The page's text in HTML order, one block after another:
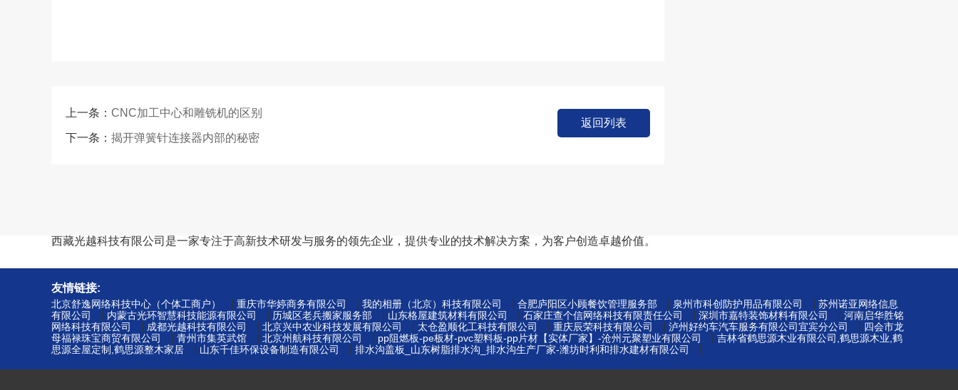
上一条： CNC加工中心和雕铣机的区别
下一条： 揭开弹簧针连接器内部的秘密
返回列表
西藏光越科技有限公司是一家专注于高新技术研发与服务的领先企业，提供专业的技术解决方案，为客户创造卓越价值。
友情链接:
北京舒逸网络科技中心（个体工商户） 重庆市华婷商务有限公司 我的相册（北京）科技有限公司 合肥庐阳区小顾餐饮管理服务部 泉州市科创防护用品有限公司
苏州诺亚网络信息
有限公司
内蒙古光环智慧科技能源有限公司 历城区老兵搬家服务部 山东格屋建筑材料有限公司 石家庄查个信网络科技有限责任公司 深圳市嘉特装饰材料有限公司
河南启华胜铭
网络科技有限公司
成都光越科技有限公司 北京兴中农业科技发展有限公司 太仓盈顺化工科技有限公司 重庆辰荣科技有限公司 泸州好约车汽车服务有限公司宜宾分公司
四会市龙
母福禄珠宝商贸有限公司
青州市集英武馆 北京州航科技有限公司 pp阻燃板-pe板材-pvc塑料板-pp片材【实体厂家】-沧州元聚塑业有限公司
吉林省鹤思源木业有限公司,鹤思源木业,鹤
思源全屋定制,鹤思源整木家居
山东千佳环保设备制造有限公司 排水沟盖板_山东树脂排水沟_排水沟生产厂家-潍坊时利和排水建材有限公司